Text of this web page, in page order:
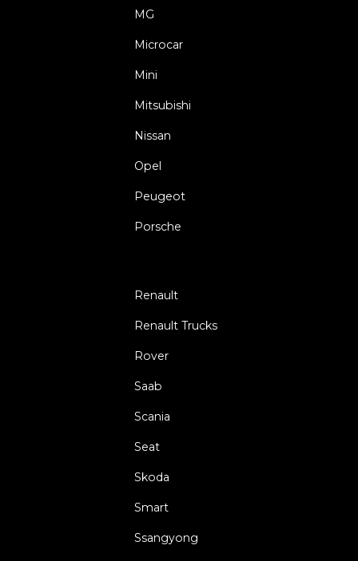
MG
Microcar
Mini
Mitsubishi
Nissan
Opel
Peugeot
Porsche
Renault
Renault Trucks
Rover
Saab
Scania
Seat
Skoda
Smart
Ssangyong